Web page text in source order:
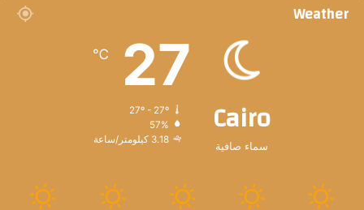
Weather
Cairo
سماء صافية
27
℃
27º - 27º
57%
3.18 كيلومتر/ساعة